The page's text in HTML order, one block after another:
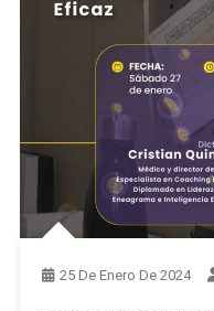
25 De Enero De 2024